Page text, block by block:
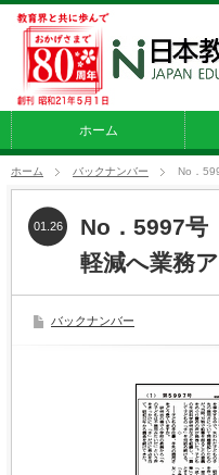
ホーム
ホーム バックナンバー No．
No．5997号
軽減へ業務
01.26
バックナンバー